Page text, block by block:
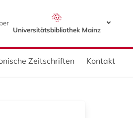
Universitätsbibliothek Mainz
Zeitschriften Kontakt